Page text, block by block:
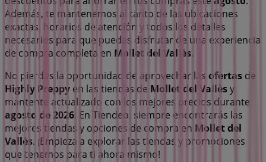
Además, te mantenemos al tanto de las ubicaciones
exactas, horarios de atención y todos los detalles
necesarios para que puedas disfrutar de una experiencia
de compra completa en Mollet del Vallès.
No pierdas la oportunidad de aprovechar las ofertas de
Highly Preppy en las tiendas de Mollet del Vallèsy
mantente actualizado con los mejores precios durante
agosto de 2026. En Tiendeo, siempre encontrarás las
mejores tiendas y opciones de compra en Mollet del
Vallès. ¡Empieza a explorar las tiendas y promociones
que tenemos para ti ahora mismo!